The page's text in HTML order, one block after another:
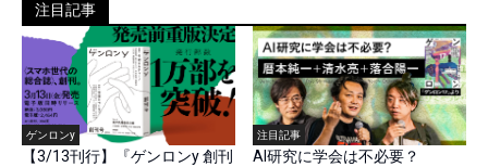
注目記事
ゲンロンy
【3/13刊行】『ゲンロンy 創刊
注目記事
AI研究に学会は不必要？